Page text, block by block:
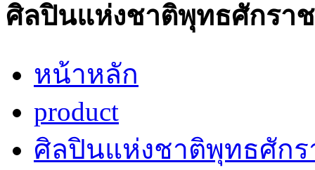
ศิลปินแห่งชาติพุทธศักรา
หน้าหลัก
product
ศิลปินแห่งชาติพุทธศัก